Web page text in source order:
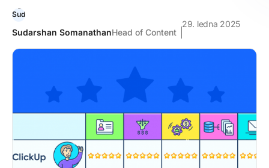
Sudarshan SomanathanHead of Content
29. ledna 2025